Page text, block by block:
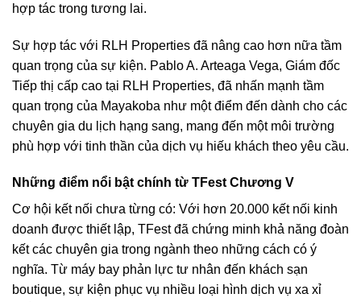
hợp tác trong tương lai.
Sự hợp tác với RLH Properties đã nâng cao hơn nữa tầm
quan trọng của sự kiện. Pablo A. Arteaga Vega, Giám đốc
Tiếp thị cấp cao tại RLH Properties, đã nhấn mạnh tầm
quan trọng của Mayakoba như một điểm đến dành cho các
chuyên gia du lịch hạng sang, mang đến một môi trường
phù hợp với tinh thần của dịch vụ hiếu khách theo yêu cầu.
Những điểm nổi bật chính từ TFest Chương V
Cơ hội kết nối chưa từng có: Với hơn 20.000 kết nối kinh
doanh được thiết lập, TFest đã chứng minh khả năng đoàn
kết các chuyên gia trong ngành theo những cách có ý
nghĩa. Từ máy bay phản lực tư nhân đến khách sạn
boutique, sự kiện phục vụ nhiều loại hình dịch vụ xa xỉ